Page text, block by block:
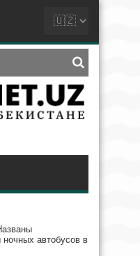
автобусов в